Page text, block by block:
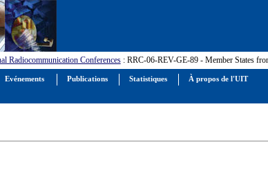
Radiocommunication Conferences: RRC-06-REV-GE-89 - Member States
Evénements Publications Statistiques À propos de l'UIT